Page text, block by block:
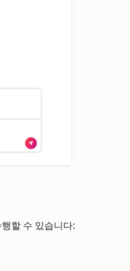
할 수 있습니다: